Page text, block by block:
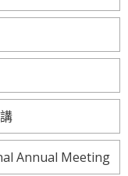
Annual Meeting